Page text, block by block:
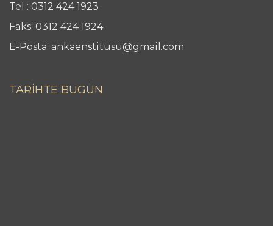
Tel : 0312 424 1923
Faks: 0312 424 1924
E-Posta: ankaenstitusu@gmail.com
TARİHTE BUGÜN